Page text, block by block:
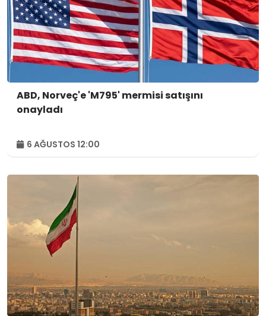
ABD, Norveç'e 'M795' mermisi satışını
onayladı
6 AĞUSTOS 12:00